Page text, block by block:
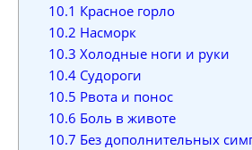
10.1 Красное горло
10.2 Насморк
10.3 Холодные ноги и руки
10.4Судороги
10.5 Рвота и понос
10.6 Боль в животе
10.7 Без дополнительных